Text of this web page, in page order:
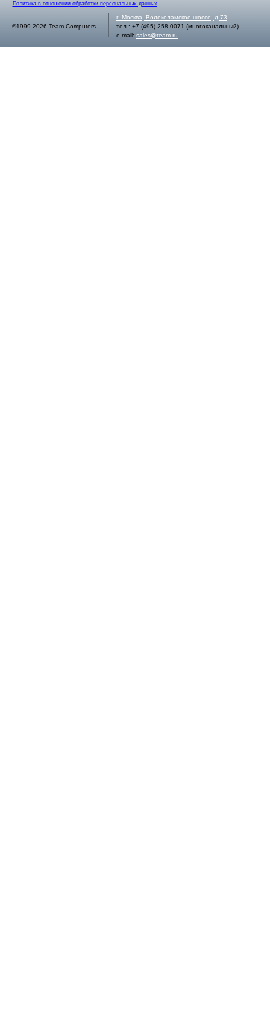
Политика в отношении обработки персональных данных
©1999-2026 Team Computers
г. Москва
Волоколамское шоссе, д.73
тел.: +7 (495) 258-0071 (многоканальный)
e-mail: sales@team.ru